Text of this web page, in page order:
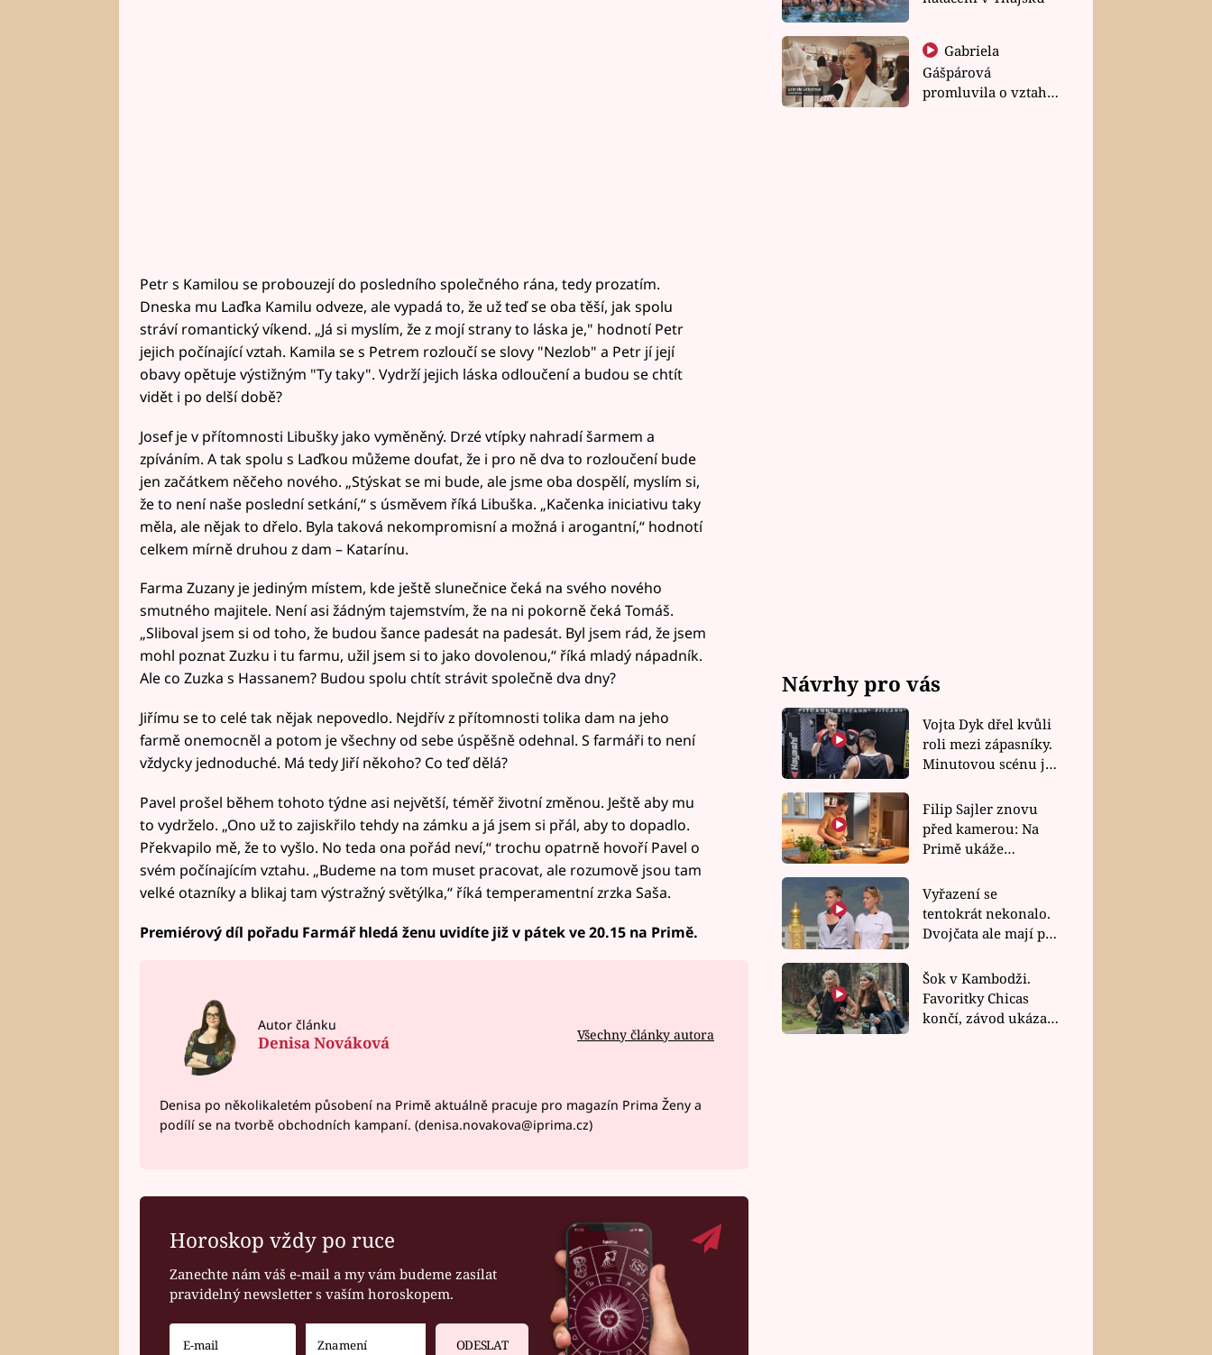
Petr s Kamilou se probouzejí do posledního společného rána, tedy prozatím.
Dneska mu Laďka Kamilu odveze, ale vypadá to, že už teď se oba těší, jak spolu
stráví romantický víkend. „Já si myslím, že z mojí strany to láska je," hodnotí Petr
jejich počínající vztah. Kamila se s Petrem rozloučí se slovy "Nezlob" a Petr jí její
obavy opětuje výstižným "Ty taky". Vydrží jejich láska odloučení a budou se chtít
vidět i po delší době?
Josef je v přítomnosti Libušky jako vyměněný. Drzé vtípky nahradí šarmem a
zpíváním. A tak spolu s Laďkou můžeme doufat, že i pro ně dva to rozloučení bude
jen začátkem něčeho nového. „Stýskat se mi bude, ale jsme oba dospělí, myslím si,
že to není naše poslední setkání,“ s úsměvem říká Libuška. „Kačenka iniciativu taky
měla, ale nějak to dřelo. Byla taková nekompromisní a možná i arogantní,“ hodnotí
celkem mírně druhou z dam – Katarínu.
Farma Zuzany je jediným místem, kde ještě slunečnice čeká na svého nového
smutného majitele. Není asi žádným tajemstvím, že na ni pokorně čeká Tomáš.
„Sliboval jsem si od toho, že budou šance padesát na padesát. Byl jsem rád, že jsem
mohl poznat Zuzku i tu farmu, užil jsem si to jako dovolenou,“ říká mladý nápadník.
Ale co Zuzka s Hassanem? Budou spolu chtít strávit společně dva dny?
Jiřímu se to celé tak nějak nepovedlo. Nejdřív z přítomnosti tolika dam na jeho
farmě onemocněl a potom je všechny od sebe úspěšně odehnal. S farmáři to není
vždycky jednoduché. Má tedy Jiří někoho? Co teď dělá?
Pavel prošel během tohoto týdne asi největší, téměř životní změnou. Ještě aby mu
to vydrželo. „Ono už to zajiskřilo tehdy na zámku a já jsem si přál, aby to dopadlo.
Překvapilo mě, že to vyšlo. No teda ona pořád neví,“ trochu opatrně hovoří Pavel o
svém počínajícím vztahu. „Budeme na tom muset pracovat, ale rozumově jsou tam
velké otazníky a blikaj tam výstražný světýlka,“ říká temperamentní zrzka Saša.
Premiérový díl pořadu Farmář hledá ženu uvidíte již v pátek ve 20.15 na Primě.
Autor článku
Denisa Nováková Všechny články autora
Denisa po několikaletém působení na Primě aktuálně pracuje pro magazín Prima Ženy a
podílí se na tvorbě obchodních kampaní. (denisa.novakova@iprima.cz)
Horoskop vždy po ruce
Zanechte nám váš e-mail a my vám budeme zasílat
pravidelný newsletter s vaším horoskopem.
ODESLAT
Gabriela
Gášpárová
promluvila o vztahu
Návrhy pro vás
Vojta Dyk dřel kvůli
roli mezi zápasníky.
Minutovou scénu jel
Filip Sajler znovu
před kamerou: Na
Primě ukáže
rychlé recepty
Vyřazení se
tentokrát nekonalo.
Dvojčata ale mají po
závodu nůž na krku
Šok v Kambodži.
Favoritky Chicas
končí, závod ukázal